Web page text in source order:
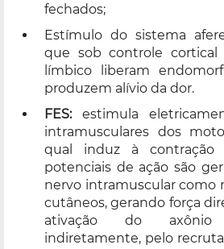
fechados;
Estímulo do sistema
que sob controle
límbico liberam
produzem alívio da dor.
FES: estimula
intramusculares dos
qual induz à contração
potenciais de ação são
nervo intramuscular como
cutâneos, gerando força
ativação do
indiretamente, pelo